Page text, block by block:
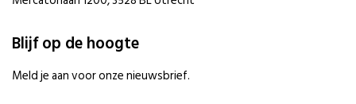
Blijf op de hoogte
Meld je aan voor onze nieuwsbrief.